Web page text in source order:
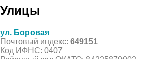
Улицы
ул. Боровая
Почтовый индекс: 649151
Код ИФНС: 0407